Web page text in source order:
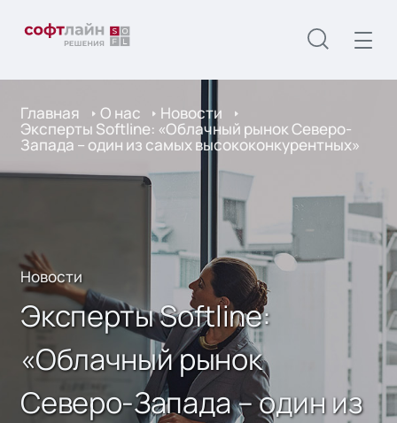
Главная О нас Новости
Эксперты Softline: «Облачный рынок Северо-
Запада – один из самых высококонкурентных»
Новости
Эксперты Softline:
«Облачный рынок
Северо-Запада – один из